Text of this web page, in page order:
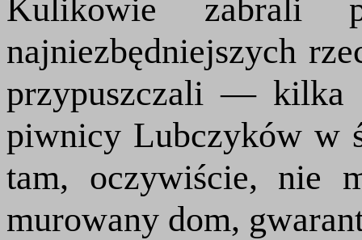
Kulikowie zabrali
najniezbędniejszych
przypuszczali — kilka
piwnicy Lubczyków w
tam, oczywiście, nie
murowany dom,